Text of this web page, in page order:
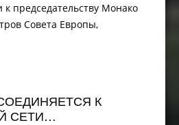
к председательству Монако
Совета Европы,
К
СЕТИ…